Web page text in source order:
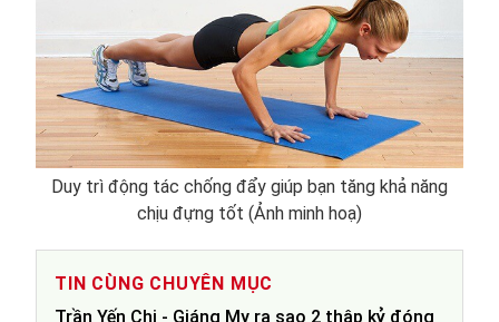
Duy trì động tác chống đẩy giúp bạn tăng khả năng
chịu đựng tốt (Ảnh minh hoạ)
TIN CÙNG CHUYÊN MỤC
Trần Yến Chi - Giáng My ra sao 2 thập kỷ đóng